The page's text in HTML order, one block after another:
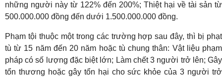
những người này từ 122% đến 200%; Thiệt hại về tài sản từ
500.000.000 đồng đến dưới 1.500.000.000 đồng.
Phạm tội thuộc một trong các trường hợp sau đây, thì bị phạt
tù từ 15 năm đến 20 năm hoặc tù chung thân: Vật liệu phạm
pháp có số lượng đặc biệt lớn; Làm chết 3 người trở lên; Gây
tổn thương hoặc gây tổn hại cho sức khỏe của 3 người trở